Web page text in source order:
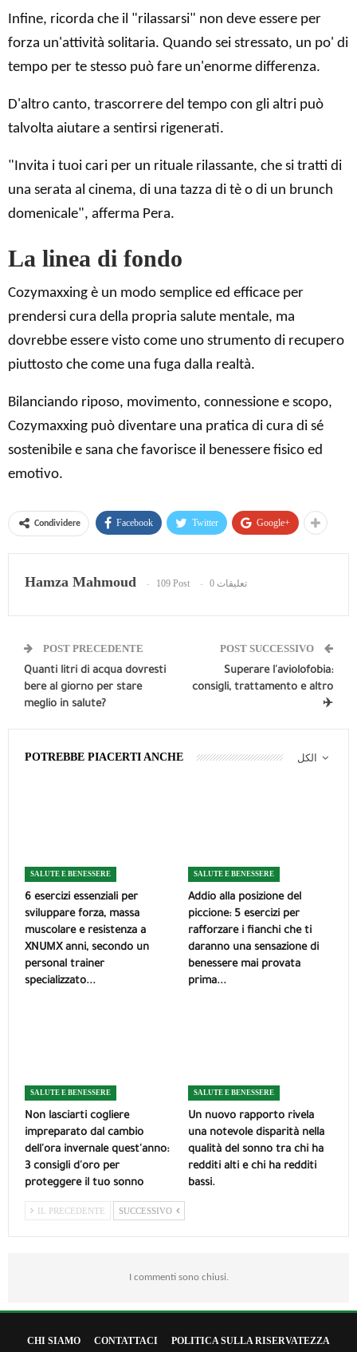
Infine, ricorda che il "rilassarsi" non deve essere per
forza un'attività solitaria. Quando sei stressato, un po' di
tempo per te stesso può fare un'enorme differenza.
D'altro canto, trascorrere del tempo con gli altri può
talvolta aiutare a sentirsi rigenerati.
"Invita i tuoi cari per un rituale rilassante, che si tratti di
una serata al cinema, di una tazza di tè o di un brunch
domenicale", afferma Pera.
La linea di fondo
Cozymaxxing è un modo semplice ed efficace per
prendersi cura della propria salute mentale, ma
dovrebbe essere visto come uno strumento di recupero
piuttosto che come una fuga dalla realtà.
Bilanciando riposo, movimento, connessione e scopo,
Cozymaxxing può diventare una pratica di cura di sé
sostenibile e sana che favorisce il benessere fisico ed
emotivo.
Condividere Facebook Twitter Google+
Hamza Mahmoud 109 Post 0 تعليقات
POST PRECEDENTE
Quanti litri di acqua dovresti
bere al giorno per stare
meglio in salute?
POST SUCCESSIVO
Superare l'aviolofobia:
consigli, trattamento e altro
✈️
POTREBBE PIACERTI ANCHE
SALUTE E BENESSERE
6 esercizi essenziali per
sviluppare forza, massa
muscolare e resistenza a
XNUMX anni, secondo un
personal trainer
specializzato...
SALUTE E BENESSERE
Addio alla posizione del
piccione: 5 esercizi per
rafforzare i fianchi che ti
daranno una sensazione di
benessere mai provata
prima...
SALUTE E BENESSERE
Non lasciarti cogliere
impreparato dal cambio
dell'ora invernale quest'anno:
3 consigli d'oro per
proteggere il tuo sonno
SALUTE E BENESSERE
Un nuovo rapporto rivela
una notevole disparità nella
qualità del sonno tra chi ha
redditi alti e chi ha redditi
bassi.
IL PRECEDENTE SUCCESSIVO
I commenti sono chiusi.
CHI SIAMO CONTATTACI POLITICA SULLA RISERVATEZZA